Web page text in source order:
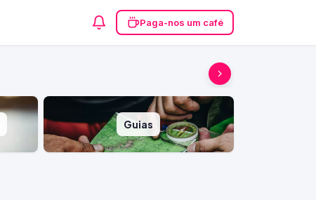
Paga-nos um café
Guias